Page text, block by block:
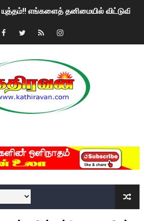
எங்களைத் தனிமையில்
இனிய பொங்கல் புத்தாண்டு
தரமான சம்பவம்.. ஆபாச வீடியோக்களால்
பிரபாகரனின் பிறந்தநாளை
நபர் யார், என்ன நடந்தது?: உண்மையை
மில்லியன் அமெரிக்க டொலர் நட்டஈடு
ல் நடைபெறும் கண்டனப்